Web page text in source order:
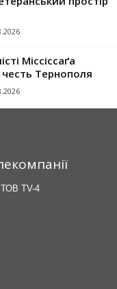
Міссіссаґа
честь Тернополя
ТОВ TV-4